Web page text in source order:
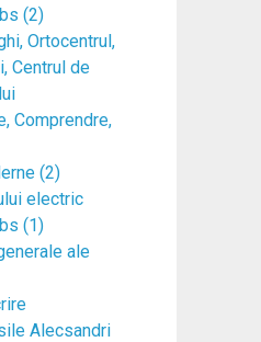
(2)
Ortocentrul,
Centrul de
Comprendre,
(2)
electric
(1)
ale
Alecsandri